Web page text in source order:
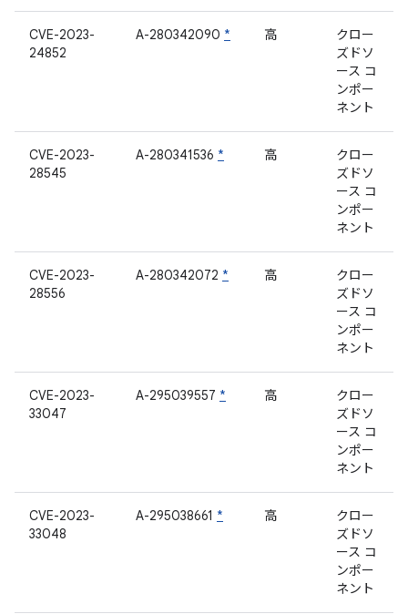
CVE-2023-
24852
A-280342090 * 高
クロー
ズドソ
ース コ
ンポー
ネント
CVE-2023-
28545
A-280341536 * 高
クロー
ズドソ
ース コ
ンポー
ネント
CVE-2023-
28556
A-280342072 * 高
クロー
ズドソ
ース コ
ンポー
ネント
CVE-2023-
33047
A-295039557 * 高
クロー
ズドソ
ース コ
ンポー
ネント
CVE-2023-
33048
A-295038661 * 高
クロー
ズドソ
ース コ
ンポー
ネント